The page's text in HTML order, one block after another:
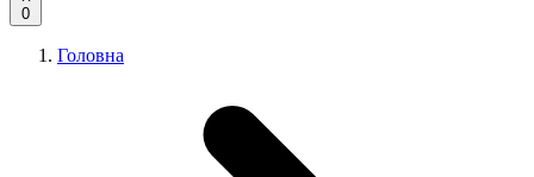
0
Головна